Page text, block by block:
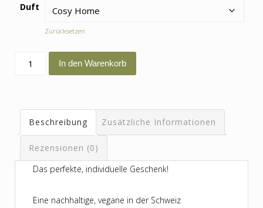
Duft
Zurücksetzen
Best
Menge
In den Warenkorb
Beschreibung Zusätzliche Informationen
Rezensionen (0)
Das perfekte, individuelle Geschenk!
Eine nachhaltige, vegane in der Schweiz